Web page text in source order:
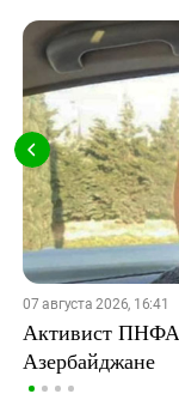
07 августа 2026, 16:41
Активист ПНФА
Азербайджане